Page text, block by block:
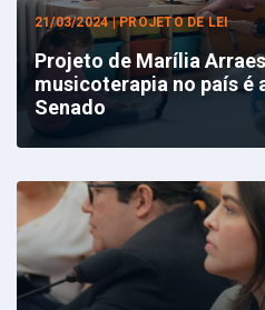
21/03/2024 | PROJETO DE LEI
Projeto de Marília
musicoterapia no país é
Senado